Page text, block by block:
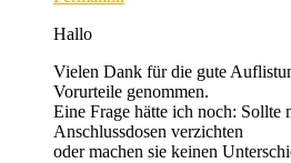
Hallo
Vielen Dank für die gute
Vorurteile genommen.
Eine Frage hätte ich noch: Sollte
Anschlussdosen verzichten
oder machen sie keinen